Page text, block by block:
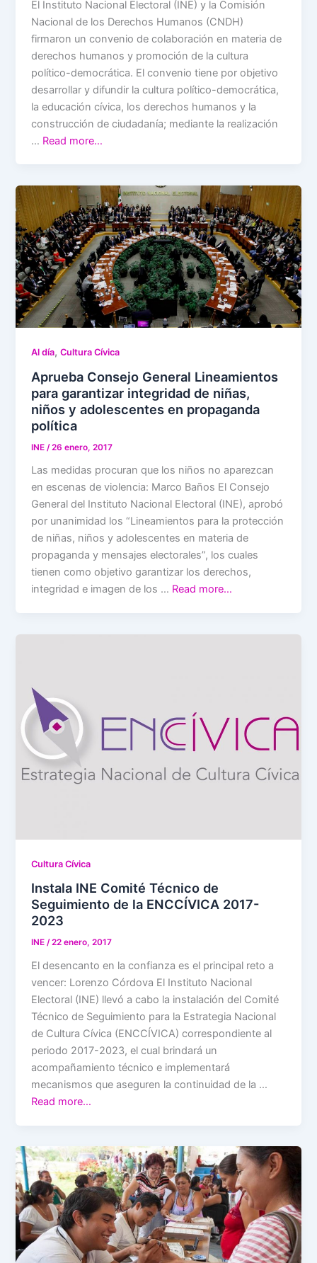
El Instituto Nacional Electoral (INE) y la Comisión
Nacional de los Derechos Humanos (CNDH)
firmaron un convenio de colaboración en materia de
derechos humanos y promoción de la cultura
político-democrática. El convenio tiene por objetivo
desarrollar y difundir la cultura político-democrática,
la educación cívica, los derechos humanos y la
construcción de ciudadanía; mediante la realización
… Read more…
Al día,Cultura Cívica
Aprueba Consejo General Lineamientos
para garantizar integridad de niñas,
niños y adolescentes en propaganda
política
INE /26 enero, 2017
Las medidas procuran que los niños no aparezcan
en escenas de violencia: Marco Baños El Consejo
General del Instituto Nacional Electoral (INE), aprobó
por unanimidad los “Lineamientos para la protección
de niñas, niños y adolescentes en materia de
propaganda y mensajes electorales”, los cuales
tienen como objetivo garantizar los derechos,
integridad e imagen de los … Read more…
Cultura Cívica
Instala INE Comité Técnico de
Seguimiento de la ENCCÍVICA 2017-
2023
INE/22 enero, 2017
El desencanto en la confianza es el principal reto a
vencer: Lorenzo Córdova El Instituto Nacional
Electoral (INE) llevó a cabo la instalación del Comité
Técnico de Seguimiento para la Estrategia Nacional
de Cultura Cívica (ENCCÍVICA) correspondiente al
periodo 2017-2023, el cual brindará un
acompañamiento técnico e implementará
mecanismos que aseguren la continuidad de la …
Read more…